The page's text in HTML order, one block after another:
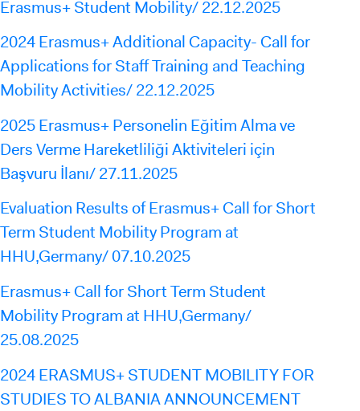
Erasmus+ Student Mobility/ 22.12.2025
2024 Erasmus+ Additional Capacity- Call for
Applications for Staff Training and Teaching
Mobility Activities/ 22.12.2025
2025 Erasmus+ Personelin Eğitim Alma ve
Ders Verme Hareketliliği Aktiviteleri için
Başvuru İlanı/ 27.11.2025
Evaluation Results of Erasmus+ Call for Short
Term Student Mobility Program at
HHU,Germany/ 07.10.2025
Erasmus+ Call for Short Term Student
Mobility Program at HHU,Germany/
25.08.2025
2024 ERASMUS+ STUDENT MOBILITY FOR
STUDIES TO ALBANIA ANNOUNCEMENT